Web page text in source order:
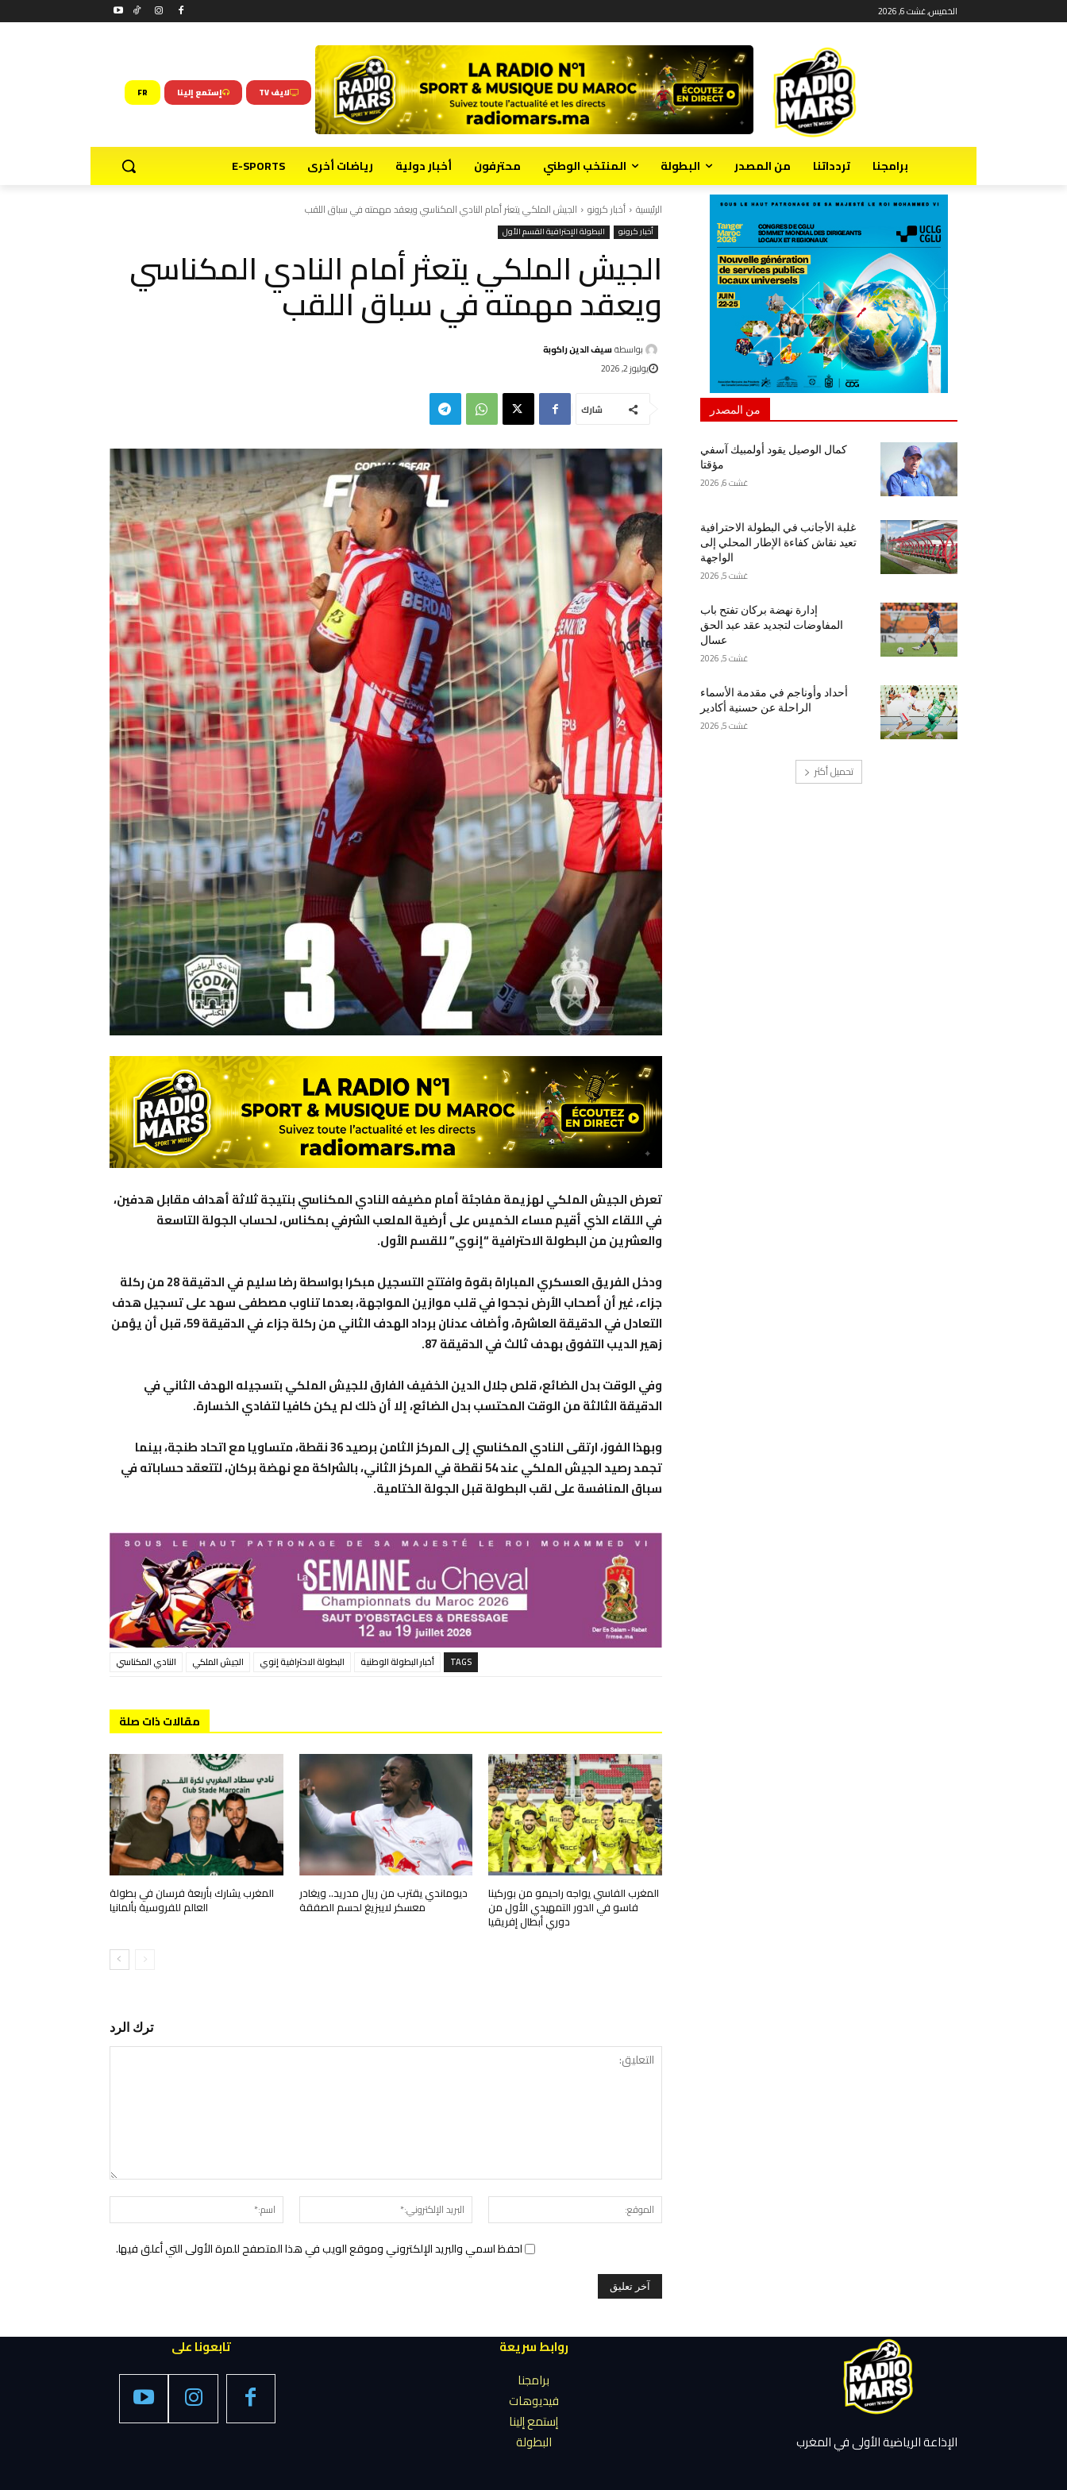
الخميس, غشت 6, 2026
لايف TV إستمع إلينا FR
برامجنا تردداتنا من المصدر البطولة المنتخب الوطني محترفون أخبار دولية رياضات أخرى E-SPORTS
الرئيسية أخبار كرونو الجيش الملكي يتعثر أمام النادي المكناسي ويعقد مهمته في سباق اللقب
أخبار كرونو البطولة الإحترافية القسم الأول
الجيش الملكي يتعثر أمام النادي المكناسي
ويعقد مهمته في سباق اللقب
بواسطةسيف الدين راكوبة
يوليوز 2, 2026
شارك
تعرض الجيش الملكي لهزيمة مفاجئة أمام مضيفه النادي المكناسي بنتيجة ثلاثة أهداف مقابل هدفين،
في اللقاء الذي أقيم مساء الخميس على أرضية الملعب الشرفي بمكناس، لحساب الجولة التاسعة
والعشرين من البطولة الاحترافية “إنوي” للقسم الأول.
ودخل الفريق العسكري المباراة بقوة وافتتح التسجيل مبكرا بواسطة رضا سليم في الدقيقة 28 من ركلة
جزاء، غير أن أصحاب الأرض نجحوا في قلب موازين المواجهة، بعدما تناوب مصطفى سهد على تسجيل هدف
التعادل في الدقيقة العاشرة، وأضاف عدنان برداد الهدف الثاني من ركلة جزاء في الدقيقة 59، قبل أن يؤمن
زهير الديب التفوق بهدف ثالث في الدقيقة 87.
وفي الوقت بدل الضائع، قلص جلال الدين الخفيف الفارق للجيش الملكي بتسجيله الهدف الثاني في
الدقيقة الثالثة من الوقت المحتسب بدل الضائع، إلا أن ذلك لم يكن كافيا لتفادي الخسارة.
وبهذا الفوز، ارتقى النادي المكناسي إلى المركز الثامن برصيد 36 نقطة، متساويا مع اتحاد طنجة، بينما
تجمد رصيد الجيش الملكي عند 54 نقطة في المركز الثاني، بالشراكة مع نهضة بركان، لتتعقد حساباته في
سباق المنافسة على لقب البطولة قبل الجولة الختامية.
TAGS أخبار البطولة الوطنية البطولة الاحترافية إنوي الجيش الملكي النادي المكناسي
مقالات ذات صلة
المغرب الفاسي يواجه راحيمو من بوركينا
فاسو في الدور التمهيدي الأول من
دوري أبطال إفريقيا
ديوماندي يقترب من ريال مدريد.. ويغادر
معسكر لايبزيغ لحسم الصفقة
المغرب يشارك بأربعة فرسان في بطولة
العالم للفروسية بألمانيا
ترك الرد
التعليق:
اسم:*
البريد
الإلكتروني:*
الموقع:
احفظ اسمي والبريد الإلكتروني وموقع الويب في هذا المتصفح للمرة الأولى التي أعلق فيها.
من المصدر
كمال الوصيل يقود أولمبيك آسفي
مؤقتا
غشت 6, 2026
غلبة الأجانب في البطولة الاحترافية
تعيد نقاش كفاءة الإطار المحلي إلى
الواجهة
غشت 5, 2026
إدارة نهضة بركان تفتح باب
المفاوضات لتجديد عقد عبد الحق
عسال
غشت 5, 2026
أحداد وأوناجم في مقدمة الأسماء
الراحلة عن حسنية أكادير
غشت 5, 2026
تحميل أكثر
تابعونا على
روابط سريعة
برامجنا
فيديوهات
إستمع إلينا
البطولة
الإذاعة الرياضية الأولى في المغرب